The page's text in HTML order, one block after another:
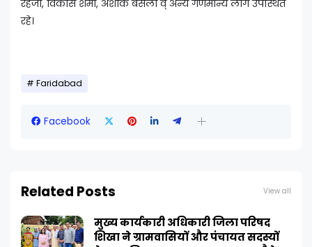
रहेजा, विकास शर्मा, अशोक बैंसला व् अन्य गणमान्य लोग उपस्थित
रहे।
Faridabad
Facebook
Related Posts View all
मुख्य कार्यकारी अधिकारी जिला परिषद
शिखा ने ग्रामवासियों और पंचायत सदस्यों